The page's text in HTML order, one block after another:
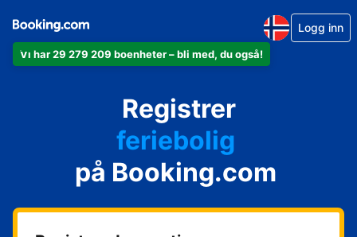
Vi har 29 279 209 boenheter – bli med, du også!
Logg inn
Registrer
leiligheten din
hotellet ditt
feriebolig
gjestgiveriet ditt
rorbua di
på Booking.com